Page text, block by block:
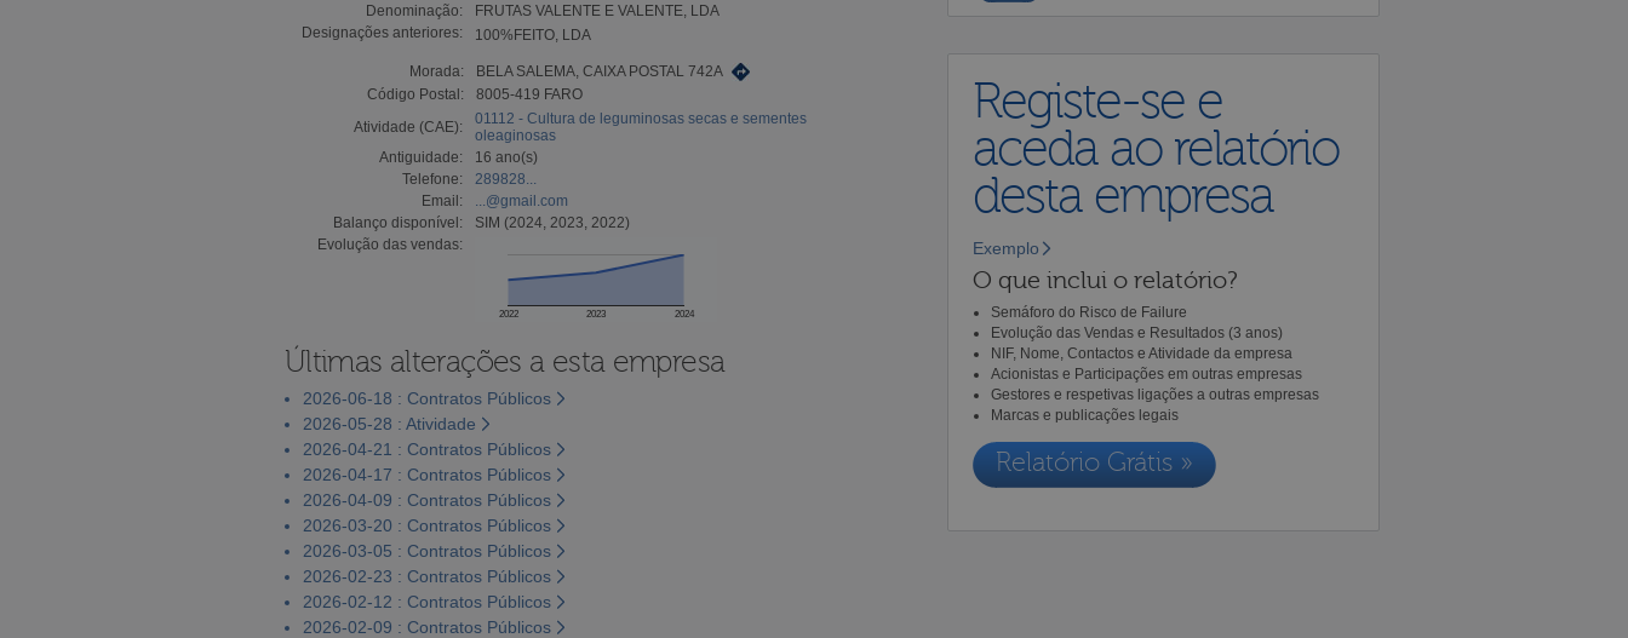
Denominação:
FRUTAS VALENTE E VALENTE, LDA
Designações anteriores:
100%FEITO, LDA
Morada:
BELA SALEMA, CAIXA POSTAL 742A
Código Postal:
8005-419 FARO
Atividade (CAE):
01112 - Cultura de leguminosas secas e sementes
oleaginosas
Antiguidade:
16 ano(s)
Telefone:
289828...
Email:
...@gmail.com
Balanço disponível:
SIM (2024, 2023, 2022)
Evolução das vendas:
2022 2023 2024
Últimas alterações a esta empresa
2026-06-18 : Contratos Públicos
2026-05-28 : Atividade
2026-04-21 : Contratos Públicos
2026-04-17 : Contratos Públicos
2026-04-09 : Contratos Públicos
2026-03-20 : Contratos Públicos
2026-03-05 : Contratos Públicos
2026-02-23 : Contratos Públicos
2026-02-12 : Contratos Públicos
2026-02-09 : Contratos Públicos
Registe-se e
aceda ao relatório
desta empresa
Exemplo
O que inclui o relatório?
Semáforo do Risco de Failure
Evolução das Vendas e Resultados (3 anos)
NIF, Nome, Contactos e Atividade da empresa
Acionistas e Participações em outras empresas
Gestores e respetivas ligações a outras empresas
Marcas e publicações legais
Relatório Grátis »